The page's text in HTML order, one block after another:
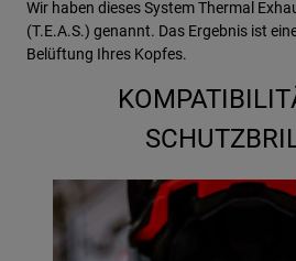
Wir haben dieses System Thermal
(T.E.A.S.) genannt. Das Ergebnis ist
Belüftung Ihres Kopfes.